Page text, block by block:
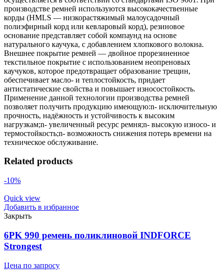
производстве ремней используются высококачественные
корды (HMLS — низкорастяжимый малоусадочный
полиэфирный корд или кевларовый корд), резиновое
основание представляет собой компаунд на основе
натурального каучука, с добавлением хлопкового волокна.
Внешнее покрытие ремней — двойное прорезиненное
текстильное покрытие с использованием неопреновых
каучуков, которое предотвращает образование трещин,
обеспечивает масло- и теплостойкость, придает
антистатические свойства и повышает износостойкость.
Применение данной технологии производства ремней
позволяет получить продукцию имеющую:n- исключительную
прочность, надёжность и устойчивость к высоким
нагрузкам;n- увеличенный ресурс ремня;n- высокую износо- и
термостойкость;n- возможность снижения потерь времени на
техническое обслуживание.
Related products
-10%
Quick view
Добавить в избранное
Закрыть
6PK 990 ремень поликлиновой INDFORCE
Strongest
Цена по запросу